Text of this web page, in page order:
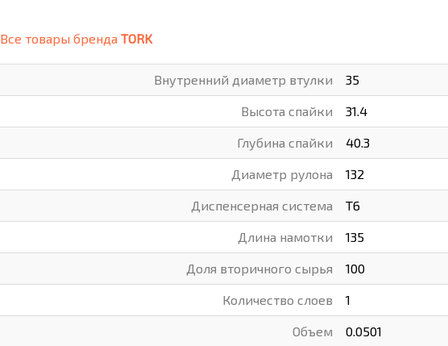
ХОЗТОВАРЫ
ЭЛЕКТРОТОВАРЫ И ОСВЕЩЕНИЕ
Все товары бренда TORK
Внутренний диаметр втулки 35
Высота спайки 31.4
Глубина спайки 40.3
Диаметр рулона 132
Диспенсерная система Т6
Длина намотки 135
Доля вторичного сырья 100
Количество слоев 1
Объем 0.0501